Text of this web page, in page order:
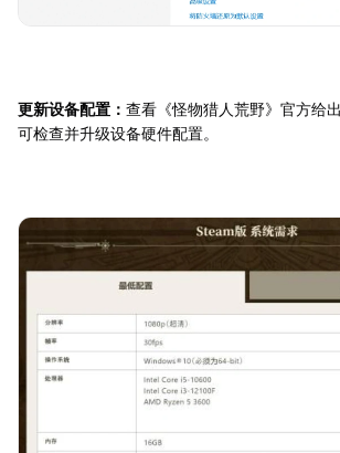
更新设备配置： 查看《怪物猎人荒野》官方给
可检查并升级设备硬件配置。